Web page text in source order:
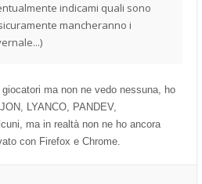
indicami quali sono
mancheranno i
ma non ne vedo nessuna, ho
LYANCO, PANDEV,
ma in realtà non ne ho ancora
con Firefox e Chrome.